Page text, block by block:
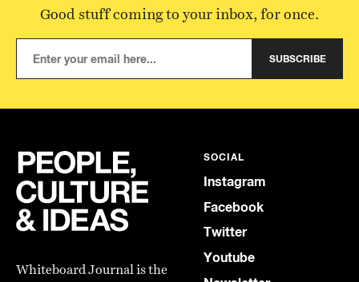
Good stuff coming to your inbox, for once.
SUBSCRIBE
Whiteboard Journal is the
SOCIAL
Instagram
Facebook
Twitter
Youtube